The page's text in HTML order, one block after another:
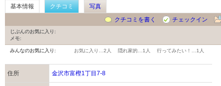
基本情報 クチコミ
写真
クチコミを書く
チェックイン
じぶんのお気に入り:
メモ:
みんなのお気に入り: お気に入り… 2人 隠れ家的… 1人 行ってみたい！… 1人
住所 金沢市富樫1丁目7-8